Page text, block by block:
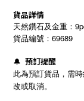
貨品詳情
天然鑽石及金重：
貨品編號：69689
🔔 預訂提醒
此為預訂貨品，需時
改或取消。